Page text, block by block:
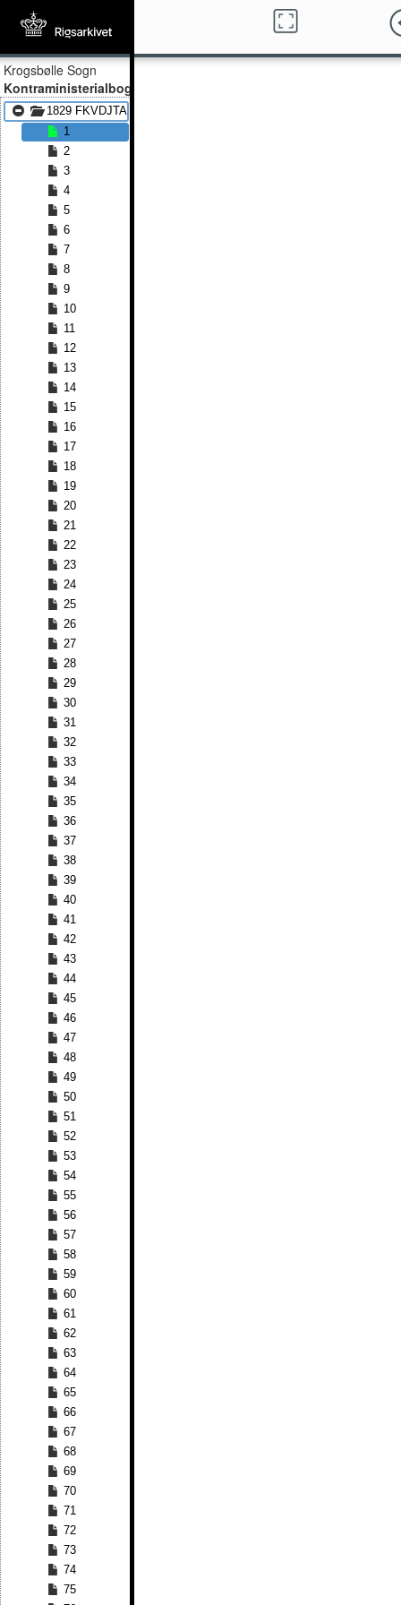
Krogsbølle Sogn
Kontraministerialbog
1829 FKVDJTA - 1851 FKVDJTA
1
2
3
4
5
6
7
8
9
10
11
12
13
14
15
16
17
18
19
20
21
22
23
24
25
26
27
28
29
30
31
32
33
34
35
36
37
38
39
40
41
42
43
44
45
46
47
48
49
50
51
52
53
54
55
56
57
58
59
60
61
62
63
64
65
66
67
68
69
70
71
72
73
74
75